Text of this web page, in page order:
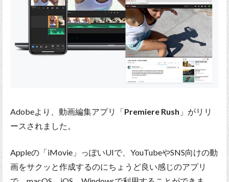
Adobeより、動画編集アプリ「Premiere Rush 」がリリ
ースされました。
Appleの「iMovie」っぽいUIで、YouTubeやSNS向けの動
画をサクッと作成するのにちょうど良い感じのアプリ